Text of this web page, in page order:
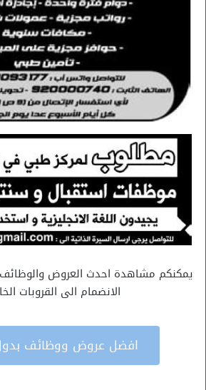
يمكنكم مشاهدة احدث العروض
الانضمام الى القروبات
افضل عروض ووظائف